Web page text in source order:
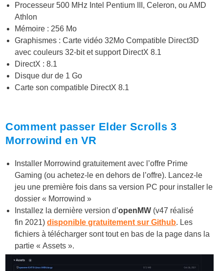
Processeur 500 MHz Intel Pentium III, Celeron, ou AMD
Athlon
Mémoire : 256 Mo
Graphismes : Carte vidéo 32Mo Compatible Direct3D
avec couleurs 32-bit et support DirectX 8.1
DirectX : 8.1
Disque dur de 1 Go
Carte son compatible DirectX 8.1
Comment passer Elder Scrolls 3
Morrowind en VR
Installer Morrowind gratuitement avec l’offre Prime
Gaming (ou achetez-le en dehors de l’offre). Lancez-le
jeu une première fois dans sa version PC pour installer le
dossier « Morrowind »
Installez la dernière version d’openMW (v47 réalisé
fin 2021)disponible gratuitement sur Github. Les
fichiers à télécharger sont tout en bas de la page dans la
partie « Assets ».